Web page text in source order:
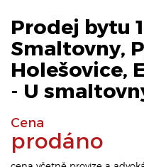
Prodej bytu
Smaltovny,
Holešovice,
- U
Cena
prodáno